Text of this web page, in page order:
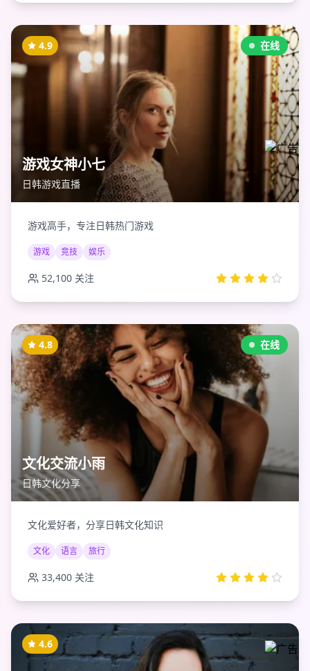
在线
4.9
游戏女神小七
日韩游戏直播
游戏高手，专注日韩热门游戏
游戏 竞技 娱乐
52,100 关注
在线
4.8
文化交流小雨
日韩文化分享
文化爱好者，分享日韩文化知识
文化 语言 旅行
33,400 关注
4.6